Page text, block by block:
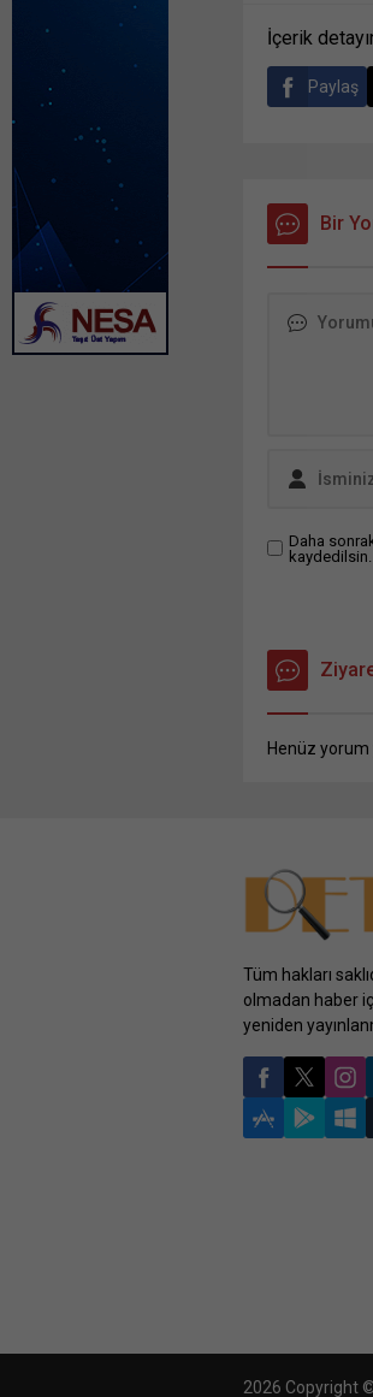
İçerik
Paylaş
Bir
Daha
kaydedilsin.
Henüz yorum
Tüm hakları
olmadan haber
yeniden
2026 Copyright ©